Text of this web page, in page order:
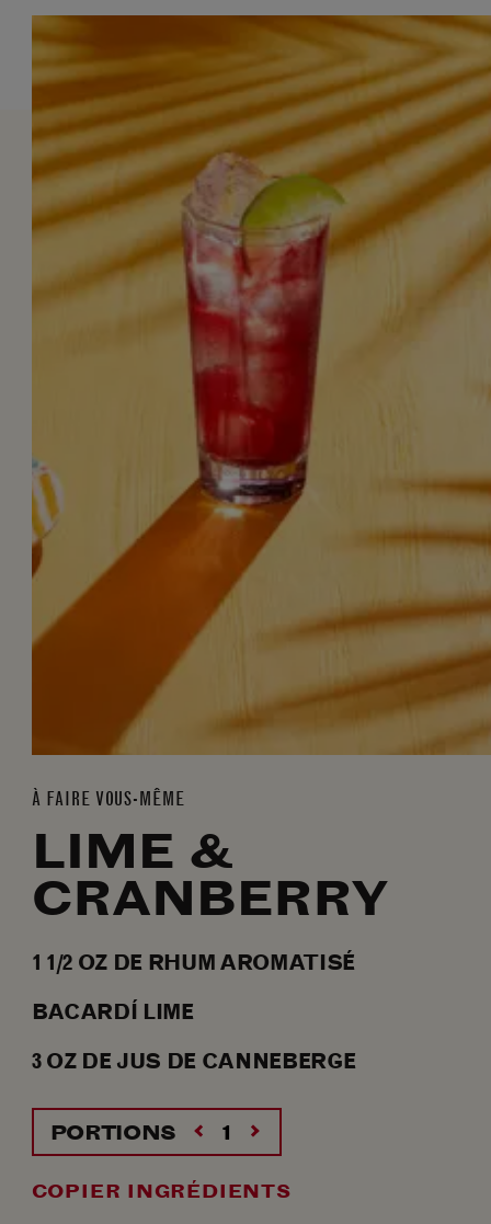
À FAIRE VOUS-MÊME
LIME &
CRANBERRY
1 1/2 OZ DE RHUM AROMATISÉ
BACARDÍ LIME
3OZDE JUS DE CANNEBERGE
PORTIONS
COPIER INGRÉDIENTS